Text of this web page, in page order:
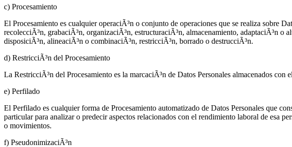
c) Procesamiento
El Procesamiento es cualquier operaciÃ³n o conjunto de operaciones que se realiza sobre
recolecciÃ³n, grabaciÃ³n, organizaciÃ³n, estructuraciÃ³n, almacenamiento, adaptaciÃ³n
disposiciÃ³n, alineaciÃ³n o combinaciÃ³n, restricciÃ³n, borrado o destrucciÃ³n.
d) RestricciÃ³n del Procesamiento
La RestricciÃ³n del Procesamiento es la marcaciÃ³n de Datos Personales almacenados
e) Perfilado
El Perfilado es cualquier forma de Procesamiento automatizado de Datos Personales que
particular para analizar o predecir aspectos relacionados con el rendimiento laboral de esa
o movimientos.
f) PseudonimizaciÃ³n